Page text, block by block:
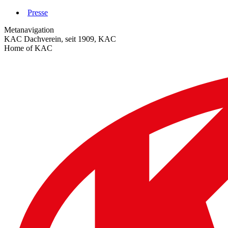
Zum
springen
Presse
Metanavigation
KAC Dachverein, seit 1909, KAC
Home of KAC